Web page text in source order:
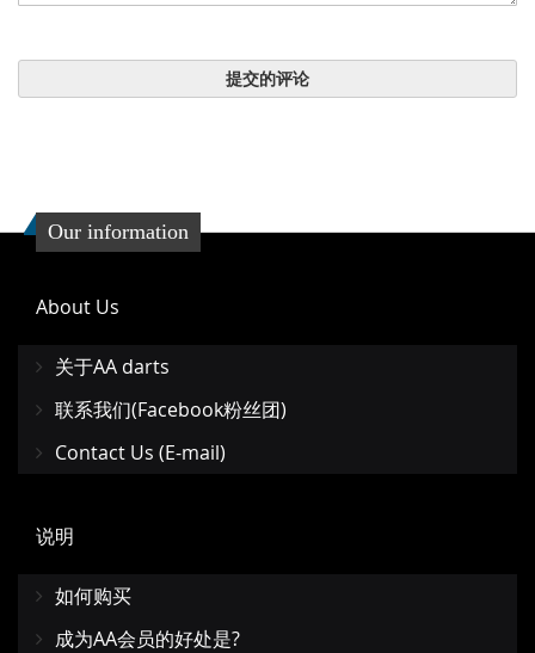
提交的评论
Our information
About Us
关于AA darts
联系我们(Facebook粉丝团)
Contact Us (E-mail)
说明
如何购买
成为AA会员的好处是?